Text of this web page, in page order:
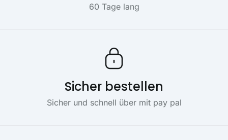
60 Tage lang
Sicher bestellen
Sicher und schnell über mit pay pal